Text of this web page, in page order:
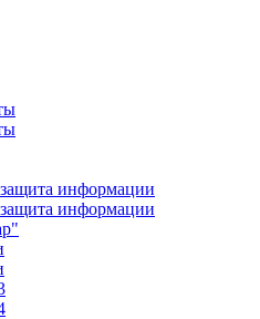
защита информации
защита информации